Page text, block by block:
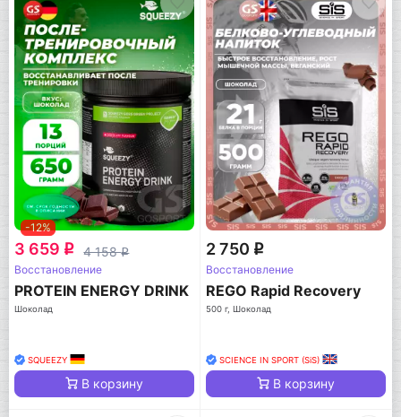
-12%
3 659 q 4 158q
Восстановление
PROTEIN ENERGY DRINK
Шоколад
SQUEEZY
В корзину
2 750 q
Восстановление
REGO Rapid Recovery
500 г, Шоколад
SCIENCE IN SPORT (SiS)
В корзину